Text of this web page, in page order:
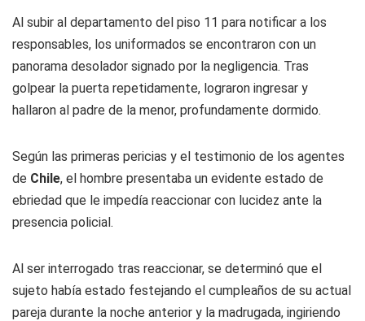
Al subir al departamento del piso 11 para notificar a los
responsables, los uniformados se encontraron con un
panorama desolador signado por la negligencia. Tras
golpear la puerta repetidamente, lograron ingresar y
hallaron al padre de la menor, profundamente dormido.
Según las primeras pericias y el testimonio de los agentes
de Chile, el hombre presentaba un evidente estado de
ebriedad que le impedía reaccionar con lucidez ante la
presencia policial.
Al ser interrogado tras reaccionar, se determinó que el
sujeto había estado festejando el cumpleaños de su actual
pareja durante la noche anterior y la madrugada, ingiriendo